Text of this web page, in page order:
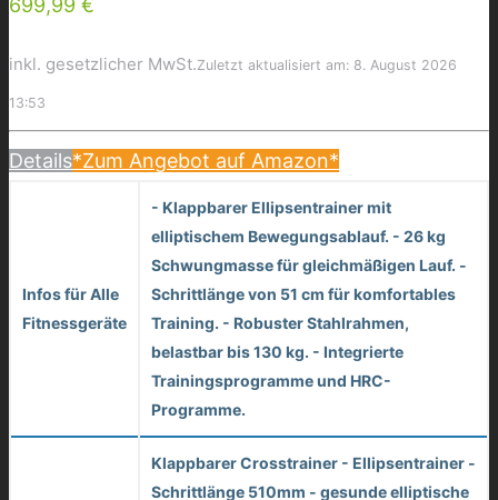
inkl. gesetzlicher MwSt.Zuletzt aktualisiert am: 8. August 2026
13:53
Details*Zum Angebot auf Amazon*
Infos für Alle
Fitnessgeräte
- Klappbarer Ellipsentrainer mit
elliptischem Bewegungsablauf. - 26 kg
Schwungmasse für gleichmäßigen Lauf. -
Schrittlänge von 51 cm für komfortables
Training. - Robuster Stahlrahmen,
belastbar bis 130 kg. - Integrierte
Trainingsprogramme und HRC-
Programme.
Klappbarer Crosstrainer - Ellipsentrainer -
Schrittlänge 510mm - gesunde elliptische